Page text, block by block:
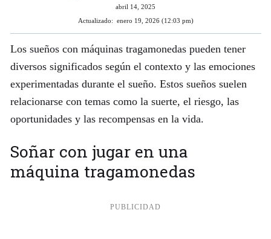
abril 14, 2025
Actualizado: enero 19, 2026 (12:03 pm)
Los sueños con máquinas tragamonedas pueden tener
diversos significados según el contexto y las emociones
experimentadas durante el sueño. Estos sueños suelen
relacionarse con temas como la suerte, el riesgo, las
oportunidades y las recompensas en la vida.
Soñar con jugar en una
máquina tragamonedas